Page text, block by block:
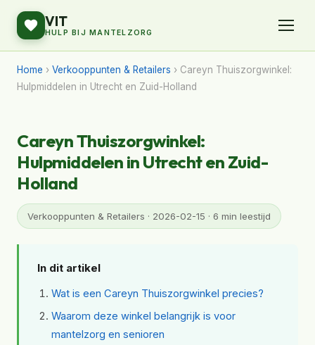
VIT
HULP BIJ MANTELZORG
Home › Verkooppunten & Retailers › Careyn Thuiszorgwinkel:
Hulpmiddelen in Utrecht en Zuid-Holland
Careyn Thuiszorgwinkel:
Hulpmiddelen in Utrecht en Zuid-
Holland
Verkooppunten & Retailers · 2026-02-15 · 6 min leestijd
In dit artikel
Wat is een Careyn Thuiszorgwinkel precies?
Waarom deze winkel belangrijk is voor
mantelzorg en senioren